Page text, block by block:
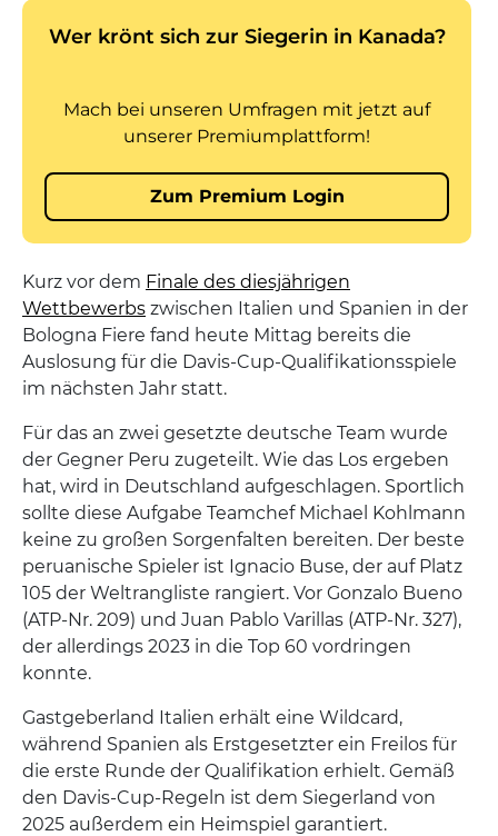
Kurz vor dem Finale des diesjährigen
Wettbewerbs zwischen Italien und Spanien in der
Bologna Fiere fand heute Mittag bereits die
Auslosung für die Davis-Cup-Qualifikationsspiele
im nächsten Jahr statt.
Für das an zwei gesetzte deutsche Team wurde
der Gegner Peru zugeteilt. Wie das Los ergeben
hat, wird in Deutschland aufgeschlagen. Sportlich
sollte diese Aufgabe Teamchef Michael Kohlmann
keine zu großen Sorgenfalten bereiten. Der beste
peruanische Spieler ist Ignacio Buse, der auf Platz
105 der Weltrangliste rangiert. Vor Gonzalo Bueno
(ATP-Nr. 209) und Juan Pablo Varillas (ATP-Nr. 327),
der allerdings 2023 in die Top 60 vordringen
konnte.
Gastgeberland Italien erhält eine Wildcard,
während Spanien als Erstgesetzter ein Freilos für
die erste Runde der Qualifikation erhielt. Gemäß
den Davis-Cup-Regeln ist dem Siegerland von
2025 außerdem ein Heimspiel garantiert.